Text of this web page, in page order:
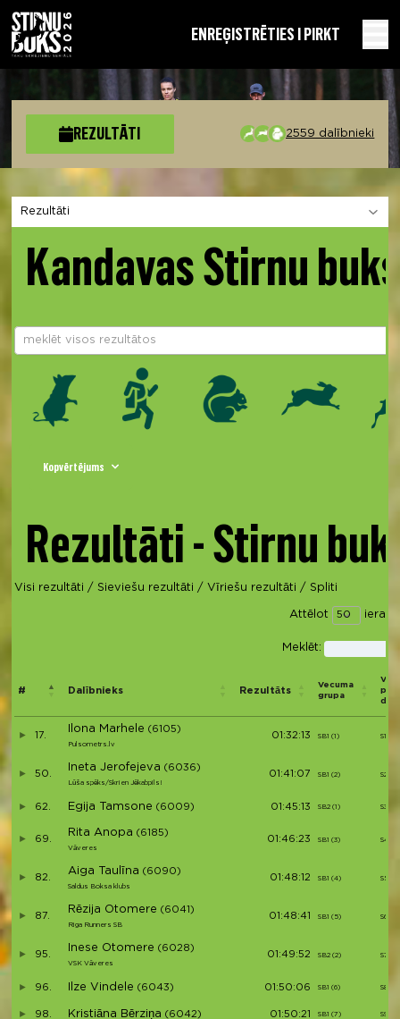
ENREĢISTRĒTIES I PIRKT
REZULTĀTI 2559 dalībnieki
Izvēlies sadaļu
Kandavas Stirnu buks
Kopvērtējums
Rezultāti - Stirnu
Visi rezultāti / Sieviešu rezultāti / Vīriešu rezultāti / Spliti
Attēlot
Meklēt:
# Dalībnieks Rezultāts
Vecuma
grupa
pēc
17.
Ilona Marhele (6105)
Pulsometrs.lv
01:32:13 SB1 (1) S1
50.
Ineta Jerofejeva (6036)
Lūša spēks/Skrien Jēkabpils!
01:41:07 SB1 (2) S2
62. Egija Tamsone (6009) 01:45:13 SB2 (1) S3
69.
Rita Anopa (6185)
Vāveres
01:46:23 SB1 (3) S4
82.
Aiga Taulīna (6090)
Saldus Boksa klubs
01:48:12 SB1 (4) S5
87.
Rēzija Otomere (6041)
Riga Runners SB
01:48:41 SB1 (5) S6
95.
Inese Otomere (6028)
VSK Vāveres
01:49:52 SB2 (2) S7
96. Ilze Vindele (6043) 01:50:06 SB1 (6) S8
98. Kristiāna Bērziņa (6042) 01:50:21 SB1 (7) S9